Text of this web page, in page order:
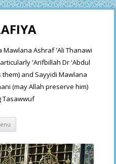
Mawlana Ashraf 'Ali Thanawi
'Arifbillah Dr 'Abdul
and Sayyidi Mawlana
(may Allah preserve him)
Tasawwuf
Skip
content